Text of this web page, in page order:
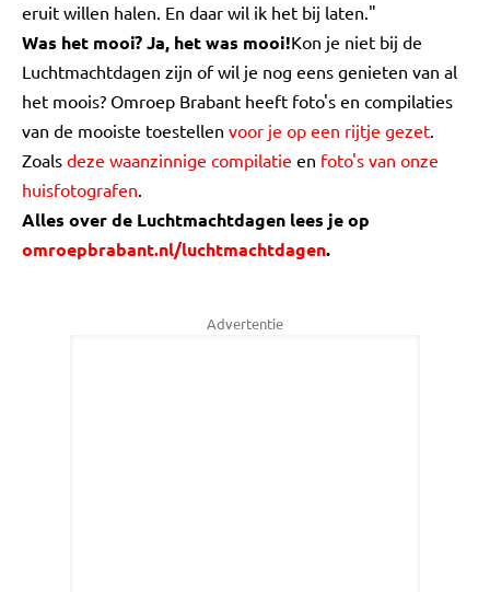
eruit willen halen. En daar wil ik het bij laten."
Was het mooi? Ja, het was mooi!Kon je niet bij de
Luchtmachtdagen zijn of wil je nog eens genieten van al
het moois? Omroep Brabant heeft foto's en compilaties
van de mooiste toestellen voor je op een rijtje gezet.
Zoals deze waanzinnige compilatie en foto's van onze
huisfotografen.
Alles over de Luchtmachtdagen lees je op
omroepbrabant.nl/luchtmachtdagen.
Advertentie